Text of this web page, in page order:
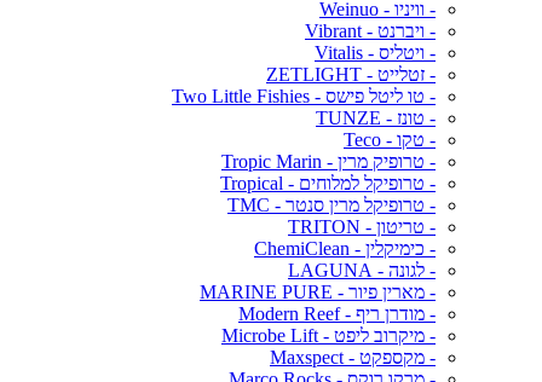
- וויניו - Weinuo
- ויברנט - Vibrant
- ויטליס - Vitalis
- זטלייט - ZETLIGHT
- טו ליטל פישס - Two Little Fishies
- טונז - TUNZE
- טקו - Teco
- טרופיק מרין - Tropic Marin
- טרופיקל למלוחים - Tropical
- טרופיקל מרין סנטר - TMC
- טריטון - TRITON
- כימיקלין - ChemiClean
- לגונה - LAGUNA
- מארין פיור - MARINE PURE
- מודרן ריף - Modern Reef
- מיקרוב ליפט - Microbe Lift
- מקספקט - Maxspect